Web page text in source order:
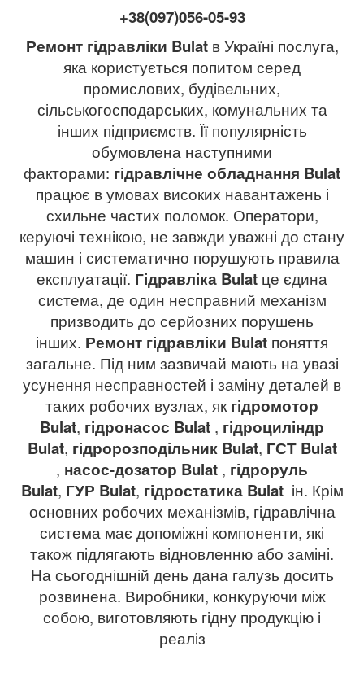
+38(097)056-05-93
Ремонт гідравліки Bulat в Україні послуга,
яка користується попитом серед
промислових, будівельних,
сільськогосподарських, комунальних та
інших підприємств. Її популярність
обумовлена ​​наступними
факторами: гідравлічне обладнання Bulat
працює в умовах високих навантажень і
схильне частих поломок. Оператори,
керуючі технікою, не завжди уважні до стану
машин і систематично порушують правила
експлуатації. Гідравліка Bulat це єдина
система, де один несправний механізм
призводить до серйозних порушень
інших. Ремонт гідравліки Bulat поняття
загальне. Під ним зазвичай мають на увазі
усунення несправностей і заміну деталей в
таких робочих вузлах, якгідромотор
Bulat, гідронасос Bulat , гідроциліндр
Bulat, гідророзподільник Bulat, ГСТ Bulat
, насос-дозатор Bulat , гідроруль
Bulat, ГУР Bulat, гідростатика Bulat ін. Крім
основних робочих механізмів, гідравлічна
система має допоміжні компоненти, які
також підлягають відновленню або заміні.
На сьогоднішній день дана галузь досить
розвинена. Виробники, конкуруючи між
собою, виготовляють гідну продукцію і
реаліз